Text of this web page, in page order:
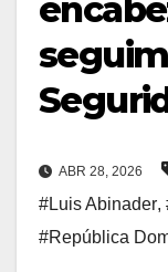
ABR 28, 2026
#Luis Abinader,
#República